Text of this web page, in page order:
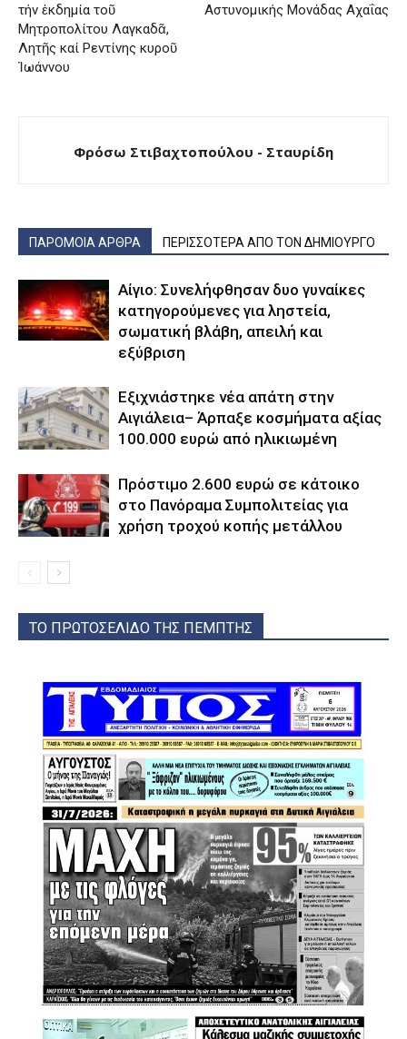
τήν ἐκδημία τοῦ
Μητροπολίτου Λαγκαδᾶ,
Λητῆς καί Ρεντίνης κυροῦ
Ἰωάννου
Αστυνομικής Μονάδας Αχαΐας
Φρόσω Στιβαχτοπούλου - Σταυρίδη
ΠΑΡΟΜΟΙΑ ΑΡΘΡΑ ΠΕΡΙΣΣΟΤΕΡΑ ΑΠΟ ΤΟΝ ΔΗΜΙΟΥΡΓΟ
Αίγιο: Συνελήφθησαν δυο γυναίκες
κατηγορούμενες για ληστεία,
σωματική βλάβη, απειλή και
εξύβριση
Εξιχνιάστηκε νέα απάτη στην
Αιγιάλεια– Άρπαξε κοσμήματα αξίας
100.000 ευρώ από ηλικιωμένη
Πρόστιμο 2.600 ευρώ σε κάτοικο
στο Πανόραμα Συμπολιτείας για
χρήση τροχού κοπής μετάλλου
ΤΟ ΠΡΩΤΟΣΕΛΙΔΟ ΤΗΣ ΠΕΜΠΤΗΣ